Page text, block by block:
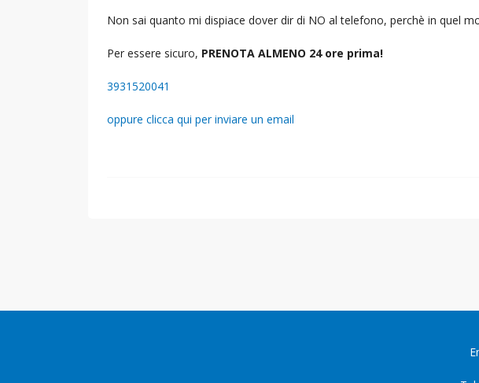
Non sai quanto mi dispiace dover dir di NO al telefono, perchè in quel
Per essere sicuro, PRENOTA ALMENO 24 ore prima!
3931520041
oppure clicca qui per inviare un email